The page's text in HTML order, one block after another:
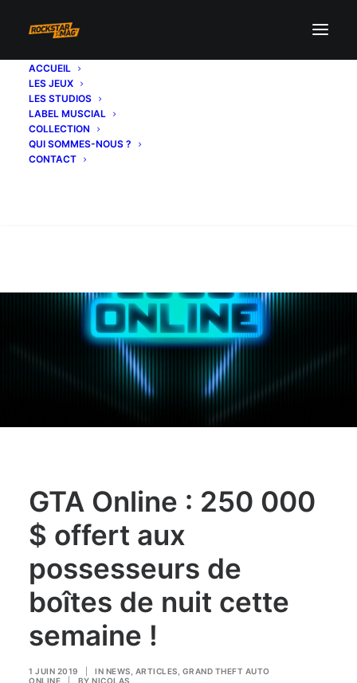
ACCUEIL
LES JEUX
LES STUDIOS
LABEL MUSCIAL
COLLECTION
QUI SOMMES-NOUS ?
CONTACT
GTA Online : 250 000
$ offert aux
possesseurs de
boîtes de nuit cette
semaine !
1 JUIN 2019 IN NEWS ARTICLES GRAND THEFT AUTO
ONLINE
BY NICOLAS